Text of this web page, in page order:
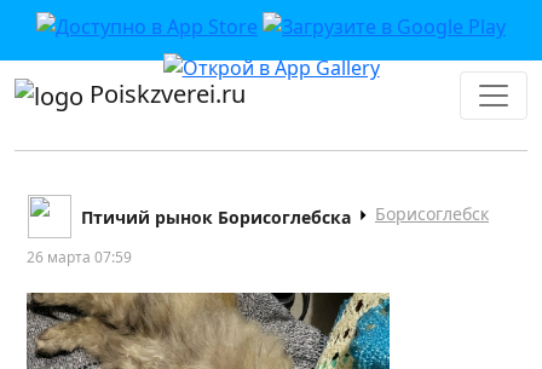
Poiskzverei.ru
Птичий рынок Борисоглебска Борисоглебск
26 марта 07:59